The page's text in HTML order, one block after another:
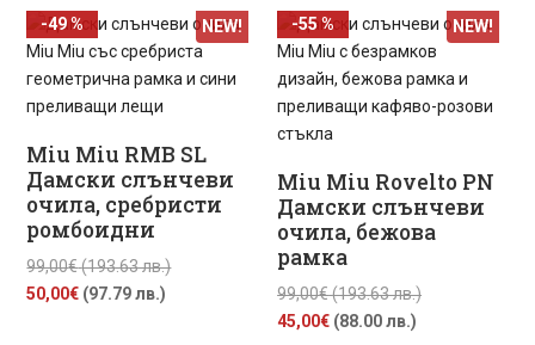
99,00€
(193.63
лв.).
е:
50,00€
(97.79
(193.63
лв.).
50,00€
(97.79
лв.).
Miu Miu RMB SL
Дамски слънчеви
очила, сребристи
ромбоидни
NEW!
99,00€(193.63 лв.)Original
50,00€ (97.79 лв.)
-49 %
Miu Miu Rovelto PN
Дамски слънчеви
очила, бежова
рамка
NEW!
99,00€(193.63 лв.)Original
45,00€ (88.00 лв.)
-55 %